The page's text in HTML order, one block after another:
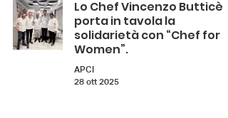
Lo Chef Vincenzo Butticè
porta in tavola la
solidarietà con “Chef for
Women”.
APCI
28 ott 2025